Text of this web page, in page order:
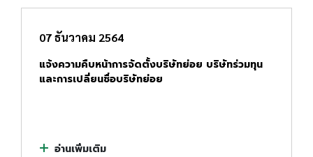
07 ธันวาคม 2564
แจ้งความคืบหน้าการจัดตั้งบริษัทย่อย บริษัทร่วมทุน
และการเปลี่ยนชื่อบริษัทย่อย
อ่านเพิ่มเติม